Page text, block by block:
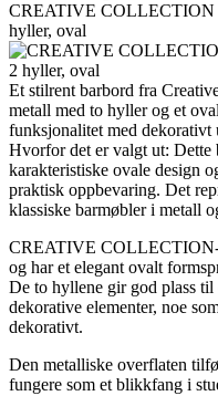
CREATIVE COLLECTION
hyller, oval
Et stilrent barbord fra
metall med to hyller og et
funksjonalitet med dekorativt
Hvorfor det er valgt ut: Dette
karakteristiske ovale design
praktisk oppbevaring. Det
klassiske barmøbler i metall
CREATIVE COLLECTION-
og har et elegant ovalt
De to hyllene gir god plass
dekorative elementer, noe
dekorativt.
Den metalliske overflaten
fungere som et blikkfang i